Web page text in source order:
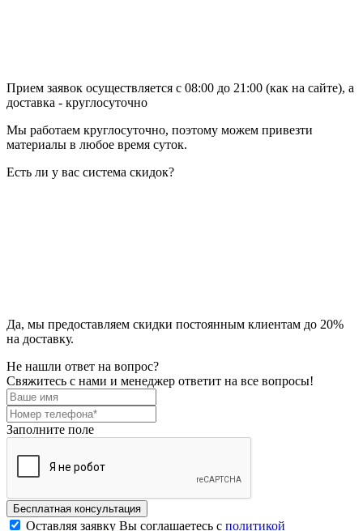
Прием заявок осуществляется с 08:00 до 21:00 (как на сайте), а
доставка - круглосуточно
Мы работаем круглосуточно, поэтому можем привезти
материалы в любое время суток.
Есть ли у вас система скидок?
Да, мы предоставляем скидки постоянным клиентам до 20%
на доставку.
Не нашли ответ на вопрос?
Свяжитесь с нами и менеджер ответит на все вопросы!
Заполните поле
Бесплатная консультация
Оставляя заявку Вы соглашаетесь с политикой